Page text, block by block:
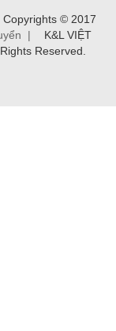
|
Copyrights © 2017
K&L VIỆT
Reserved.